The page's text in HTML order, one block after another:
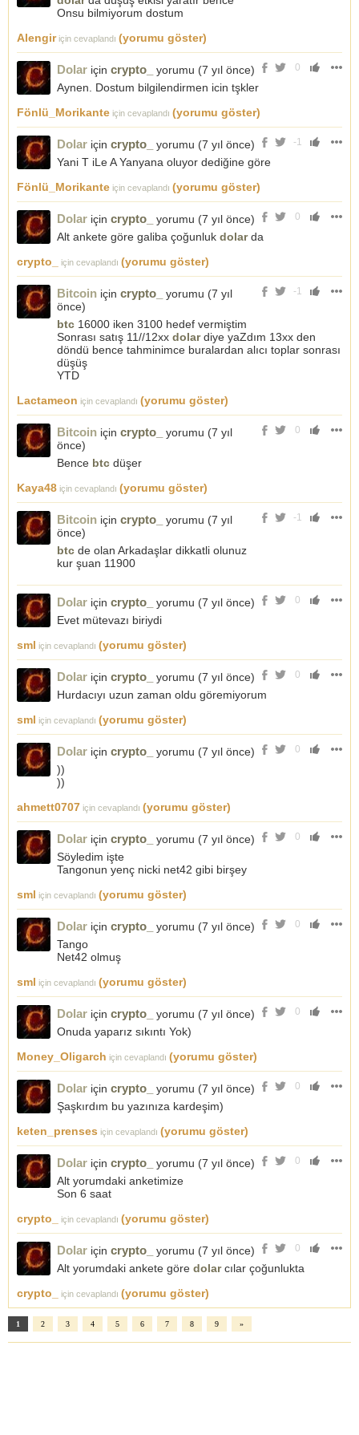
Alış 1, 1300 Satış 1, 1321
Hal böyle olunca da siz şöyle hesap yaparsınız:
euro × Parite alış kuru = dolar
yani 891×1, 1300=1006 şeklinde hesap yaparız.
Bu sayede 1000 doları parite yaparak 1006 dolara yükseltmiş
sayılırız.
Peki bu pariteye ne gerek var derseniz:
Mesela elimizdeki 1000 doların 2, 70 ortalama ile karşılığı 2700
tl dir.
Parite yapıp 1006 dolar elde ettiğimiz zaman ortalamamız:
2700 / 1006 = 2, 683 ortalamaya düşmüş olur.
Onsu bilmiyorum dostum
Alengiriçin cevaplandı (yorumu göster)
0
Dolar için crypto_ yorumu (7 yıl önce)
Aynen. Dostum bilgilendirmen icin tşkler
Fönlü_Morikante için cevaplandı (yorumu göster)
-1
Dolar için crypto_ yorumu (7 yıl önce)
Yani T iLe A Yanyana oluyor dediğine göre
Fönlü_Morikante için cevaplandı (yorumu göster)
0
Dolar için crypto_ yorumu (7 yıl önce)
Alt ankete göre galiba çoğunluk dolarda
crypto_
için cevaplandı (yorumu göster)
-1
Bitcoin için crypto_ yorumu (7 yıl
önce)
btc 16000 iken 3100 hedef vermiştim
Sonrası satış 11//12xx dolardiye yaZdım 13xx den
döndü bence tahminimce buralardan alıcı toplar sonrası
düşüş
YTD
Lactameon için cevaplandı (yorumu göster)
0
Bitcoin için crypto_ yorumu (7 yıl
önce)
Bence btc düşer
Kaya48 için cevaplandı (yorumu göster)
-1
Bitcoin için crypto_ yorumu (7 yıl
önce)
btc de olan Arkadaşlar dikkatli olunuz
kur şuan 11900
0
Dolar için crypto_ yorumu (7 yıl önce)
Evet mütevazı biriydi
sml için cevaplandı (yorumu göster)
0
Dolar için crypto_ yorumu (7 yıl önce)
Hurdacıyı uzun zaman oldu göremiyorum
sml için cevaplandı (yorumu göster)
0
Dolar için crypto_ yorumu (7 yıl önce)
))
))
ahmett0707 için cevaplandı (yorumu göster)
0
Dolar için crypto_ yorumu (7 yıl önce)
Söyledim işte
Tangonun yenç nicki net42 gibi birşey
sml için cevaplandı (yorumu göster)
0
Dolar için crypto_ yorumu (7 yıl önce)
Tango
Net42 olmuş
sml için cevaplandı (yorumu göster)
0
Dolar için crypto_ yorumu (7 yıl önce)
Onuda yaparız sıkıntı Yok)
Money_Oligarch için cevaplandı (yorumu göster)
0
Dolar için crypto_ yorumu (7 yıl önce)
Şaşkırdım bu yazınıza kardeşim)
keten_prenses için cevaplandı (yorumu göster)
0
Dolar için crypto_ yorumu (7 yıl önce)
Alt yorumdaki anketimize
Son 6 saat
crypto_
için cevaplandı (yorumu göster)
0
Dolar için crypto_ yorumu (7 yıl önce)
Alt yorumdaki ankete göre dolarcılar çoğunlukta
crypto_
için cevaplandı (yorumu göster)
1 2 3 4 5 6 7 8 9 »